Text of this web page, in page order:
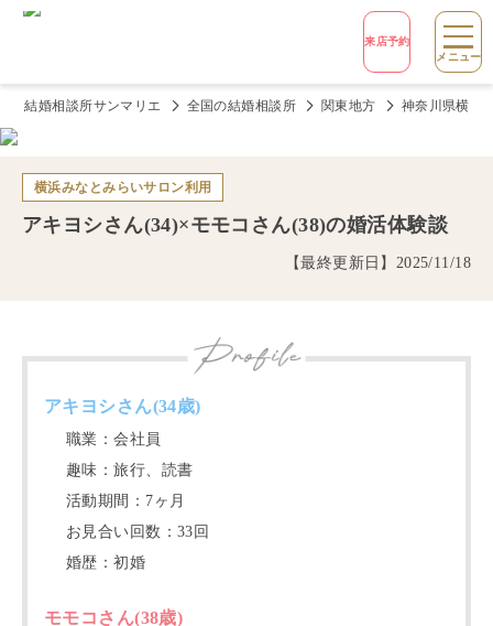
来店予約
メニュー
結婚相談所サンマリエ 全国の結婚相談所 関東地方 神奈川県横浜
横浜みなとみらいサロン利用
アキヨシさん(34)×モモコ さん(38)の婚活体験談
【最終更新日】 2025/11/18
アキヨシさん(34歳)
職業：会社員
趣味：旅行、読書
活動期間： 7 ヶ月
お見合い回数： 33 回
婚歴：初婚
モモコ さん(38歳)